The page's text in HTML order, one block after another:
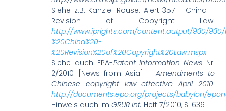
Siehe z.B. Kanzlei Rouse: Alert 357 – China –
Revision of Copyright Law:
http://www.iprights.com/content.output/930/930/
%20China%20-
%20Revision%20of%20Copyright%20Law.mspx
Siehe auch EPA-Patent Information NewsNr.
2/2010 [News from Asia] –Amendments to
Chinese copyright law effective April 2010:
http://documents.epo.org/projects/babylon/
Hinweis auch imGRUR Int. Heft 7/2010, S. 636